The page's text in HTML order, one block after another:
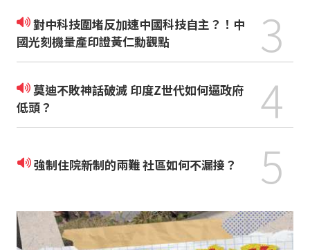
對中科技圍堵反加速中國科技自主？！中
國光刻機量產印證黃仁勳觀點
3
莫迪不敗神話破滅 印度Z世代如何逼政府
低頭？
4
強制住院新制的兩難 社區如何不漏接？ 5